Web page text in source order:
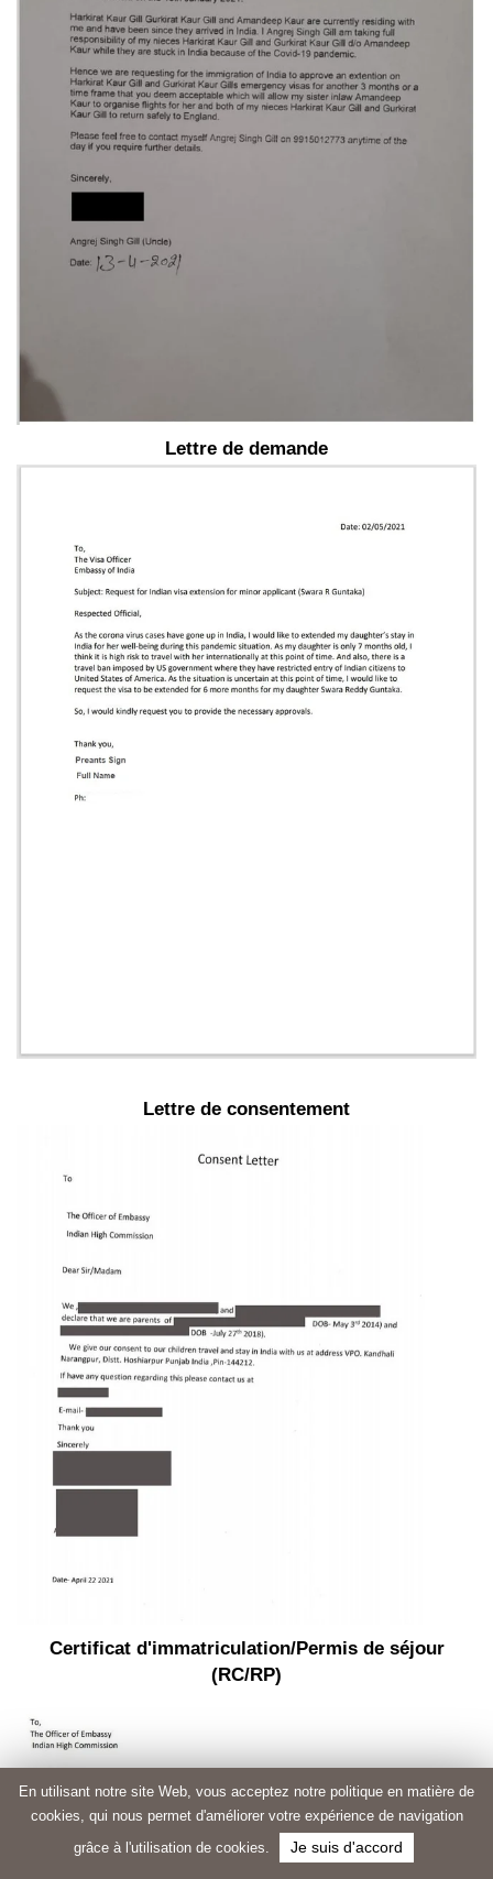
Lettre de demande
Lettre de consentement
Certificat d'immatriculation/Permis de séjour
(RC/RP)
En utilisant notre site Web, vous acceptez notre politique en matière de
cookies, qui nous permet d'améliorer votre expérience de navigation
grâce à l'utilisation de cookies.
Je suis d'accord